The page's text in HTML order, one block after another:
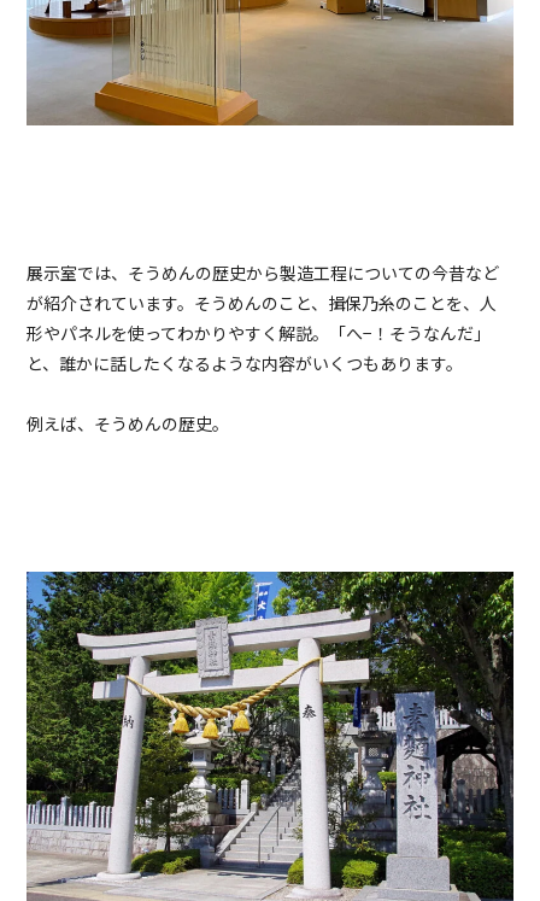
展示室では、そうめんの歴史から製造工程についての今昔など
が紹介されています。そうめんのこと、揖保乃糸のことを、人
形やパネルを使ってわかりやすく解説。「へ−！そうなんだ」
と、誰かに話したくなるような内容がいくつもあります。
例えば、そうめんの歴史。